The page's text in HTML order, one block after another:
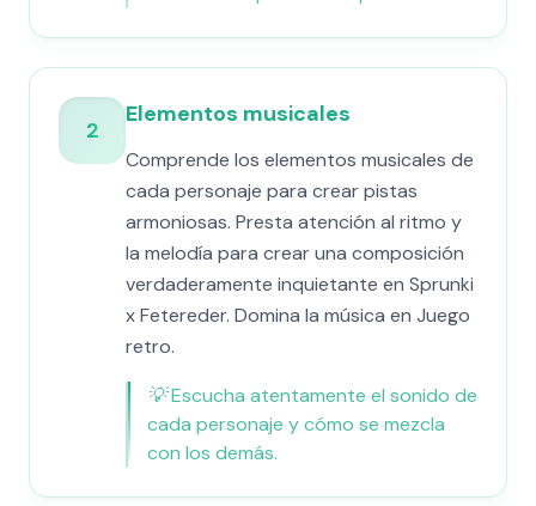
2
Elementos musicales
Comprende los elementos musicales de
cada personaje para crear pistas
armoniosas. Presta atención al ritmo y
la melodía para crear una composición
verdaderamente inquietante en Sprunki
x Fetereder. Domina la música en Juego
retro.
💡Escucha atentamente el sonido de
cada personaje y cómo se mezcla
con los demás.